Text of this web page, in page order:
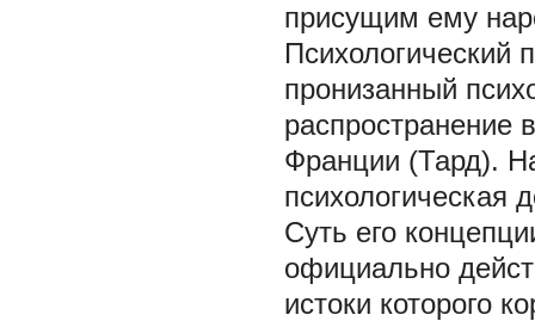
присущим ему
Психологический
пронизанный
распространение
Франции (Тард).
психологическая
Суть его
официально
истоки которого